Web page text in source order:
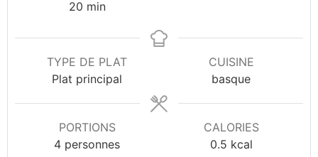
20minutes
min
TYPE DE PLAT
Plat principal
CUISINE
basque
PORTIONS
4 personnes
CALORIES
0.5 kcal